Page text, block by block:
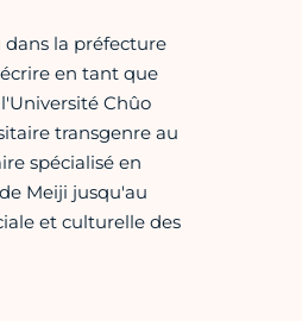
dans la préfecture
en tant que
Chûo
transgenre au
spécialisé en
Meiji jusqu'au
et culturelle des